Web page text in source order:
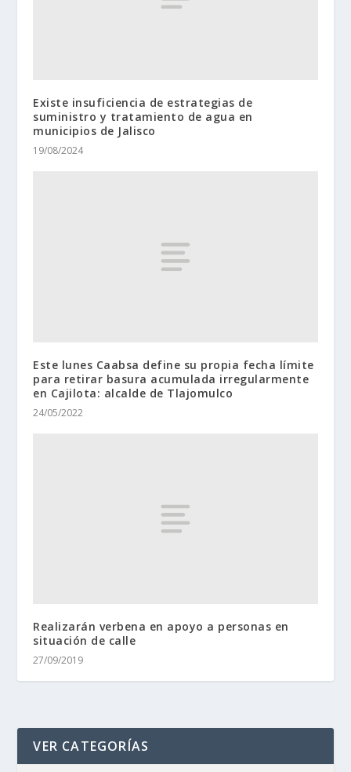
Existe insuficiencia de estrategias de
suministro y tratamiento de agua en
municipios de Jalisco
19/08/2024
Este lunes Caabsa define su propia fecha límite
para retirar basura acumulada irregularmente
en Cajilota: alcalde de Tlajomulco
24/05/2022
Realizarán verbena en apoyo a personas en
situación de calle
27/09/2019
VER CATEGORÍAS